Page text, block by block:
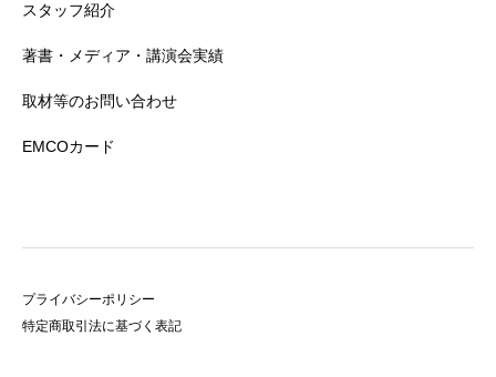
スタッフ紹介
著書・メディア・講演会実績
取材等のお問い合わせ
EMCOカード
プライバシーポリシー
特定商取引法に基づく表記